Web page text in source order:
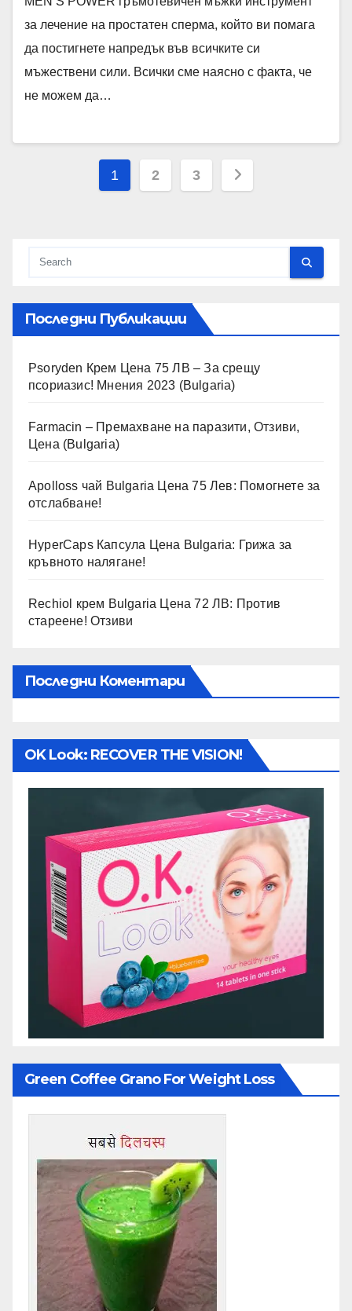
за лечение на простатен сперма, който ви помага
да постигнете напредък във всичките си
мъжествени сили. Всички сме наясно с факта, че
не можем да…
Разделяне
страници
1 2 3
Последни Публикации
Psoryden Крем Цена 75 ЛВ – За срещу
псориазис! Мнения 2023 (Bulgaria)
Farmacin – Премахване на паразити, Отзиви,
Цена (Bulgaria)
Apolloss чай Bulgaria Цена 75 Лев: Помогнете за
отслабване!
HyperCaps Капсула Цена Bulgaria: Грижа за
кръвното налягане!
Rechiol крем Bulgaria Цена 72 ЛВ: Против
стареене! Отзиви
Последни Коментари
OK Look: RECOVER THE VISION!
Green Coffee Grano For Weight Loss